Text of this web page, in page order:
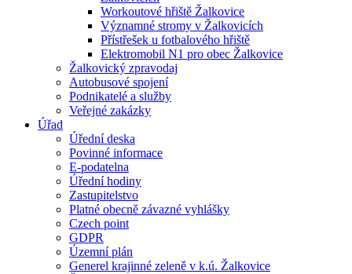
Workoutové hřiště Žalkovice
Významné stromy v Žalkovicích
Přístřešek u fotbalového hřiště
Elektromobil N1 pro obec Žalkovice
Žalkovický zpravodaj
Autobusové spojení
Podnikatelé a služby
Veřejné zakázky
Úřad
Úřední deska
Povinné informace
E-podatelna
Úřední hodiny
Zastupitelstvo
Platné obecně závazné vyhlášky
Czech point
GDPR
Územní plán
Generel krajinné zeleně v k.ú. Žalkovice